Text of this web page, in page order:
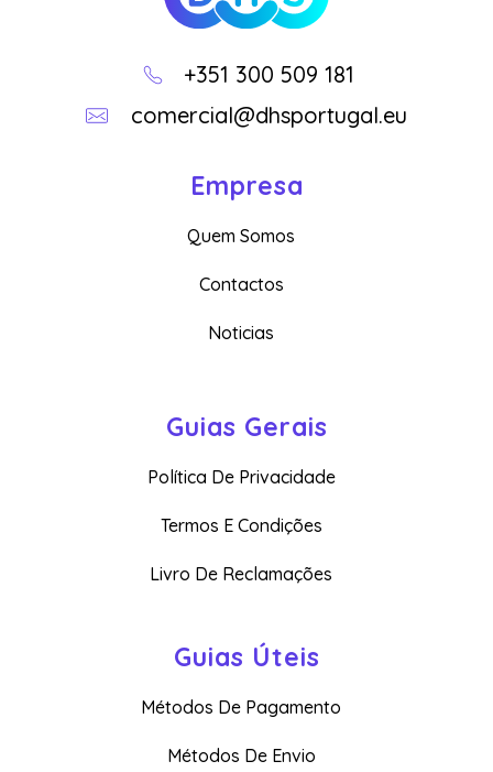
+351 300 509 181
comercial@dhsportugal.eu
Empresa
Quem Somos
Contactos
Noticias
Guias Gerais
Política De Privacidade
Termos E Condições
Livro De Reclamações
Guias Úteis
Métodos De Pagamento
Métodos De Envio